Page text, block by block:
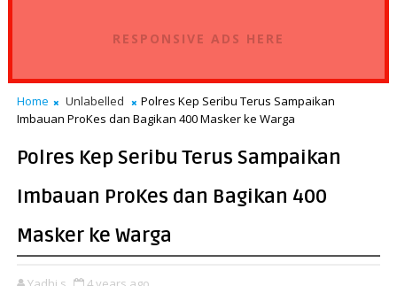
RESPONSIVE ADS HERE
Home Unlabelled
Polres Kep Seribu Terus Sampaikan
Imbauan ProKes dan Bagikan 400 Masker ke Warga
Polres Kep Seribu Terus Sampaikan
Imbauan ProKes dan Bagikan 400
Masker ke Warga